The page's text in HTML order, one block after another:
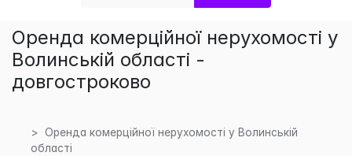
Оренда комерційної нерухомості у
Волинській області -
довгостроково
Оренда комерційної нерухомості у Волинській
області